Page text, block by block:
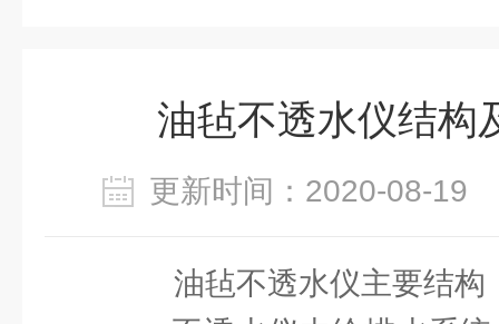
油毡不透水仪结构
更新时间：2020-08-
油毡不透水仪主要结构